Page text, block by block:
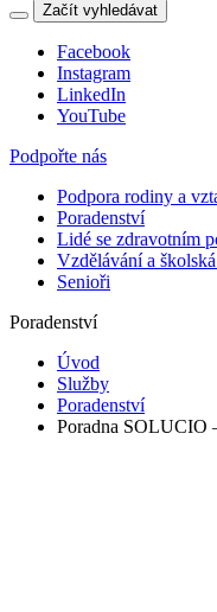
Začít vyhledávat
Facebook
Instagram
LinkedIn
YouTube
Podpořte nás
Podpora rodiny a
Poradenství
Lidé se zdravotním
Vzdělávání a
Senioři
Poradenství
Úvod
Služby
Poradenství
Poradna SOLUCIO